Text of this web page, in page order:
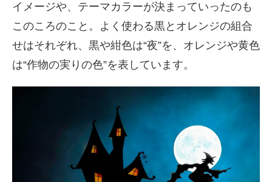
イメージや、テーマカラーが決まっていったのも
このころのこと。よく使わる黒とオレンジの組合
せはそれぞれ、黒や紺色は“夜”を、オレンジや黄色
は“作物の実りの色”を表しています。